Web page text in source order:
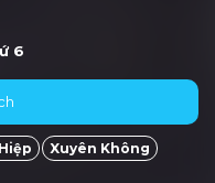
6
Xuyên Không